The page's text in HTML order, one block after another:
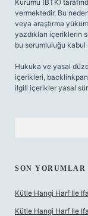
Kurumu (BTK)
vermektedir. Bu
veya araştırma
yazdıkları içeriklerin
bu sorumluluğu kabul
Hukuka ve yasal
içerikleri,
ilgili içerikler yasal
SON YORUMLAR
Kütle Hangi Harf Ile
Kütle Hangi Harf Ile